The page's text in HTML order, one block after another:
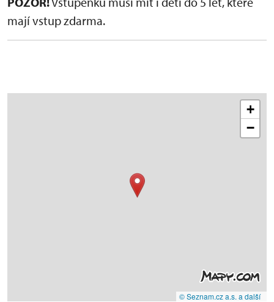
mají vstup zdarma.
+
−
© Seznam.cz a.s. a další